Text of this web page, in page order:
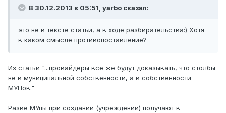
В 30.12.2013 в 05:51, yarbo сказал:
это не в тексте статьи, а в ходе разбирательства:) Хотя
в каком смысле противопоставление?
Из статьи "...провайдеры все же будут доказывать, что столбы
не в муниципальной собственности, а в собственности
МУПов."
Разве МУпы при создании (учреждении) получают в